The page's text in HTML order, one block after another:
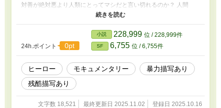
対善が絶対悪より人類にとってマシだと言い切れるのか？ 人間
は、決して間違う事も無ければ、人間業では論破不可能な完璧な絶
対善ではなく、欠陥だらけで、間違いをやらかし続け、論破する余
地など山程有る相対善の方を選ぶべきなんじゃないのか？」 そこ
は現実に似ているが、何かが色々と違う平行世界の2030年前後の
地球の福岡県。 その世界では、21世紀に入って、本当に特異能力
を持ったヒーローとヴィランの戦いが繰り広げられるようになって
おり、最早、「ヒーローもの」の映像作品は「エンタメ」ではなく
「ドキュメンタリー」か「フィクションだとしても社会派作品」と
化していた。 そんな中、かろうじて、子供の頃に「ヒーローもの
「エンタメ」としてのヒーロー作品を復活させようとするが……。
24h.ポイント 0pt
小説 228,999 位 / 228,999件
SF 6,755 位 / 6,755件
ヒーロー モキュメンタリー
暴力描写あり
残酷描写あり
文字数 18,521 最終更新日 2025.11.02 登録日 2025.10.16